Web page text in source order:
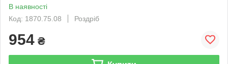
В наявності
Код: 1870.75.08
Роздріб
954 ₴